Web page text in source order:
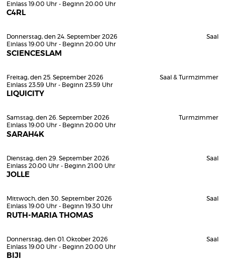
Einlass 19:00 Uhr - Beginn 20:00 Uhr
C4RL
Donnerstag, den 24. September 2026
Einlass 19:00 Uhr - Beginn 20:00 Uhr
SCIENCESLAM
Saal
Freitag, den 25. September 2026
Einlass 23:59 Uhr - Beginn 23:59 Uhr
LIQUICITY
Saal & Turmzimmer
Samstag, den 26. September 2026
Einlass 19:00 Uhr - Beginn 20:00 Uhr
SARAH4K
Turmzimmer
Dienstag, den 29. September 2026
Einlass 20:00 Uhr - Beginn 21:00 Uhr
JOLLE
Saal
Mittwoch, den 30. September 2026
Einlass 19:00 Uhr - Beginn 19:30 Uhr
RUTH-MARIA THOMAS
Saal
Donnerstag, den 01. Oktober 2026
Einlass 19:00 Uhr - Beginn 20:00 Uhr
BIJI
Saal